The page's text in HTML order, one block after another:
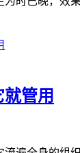
管用